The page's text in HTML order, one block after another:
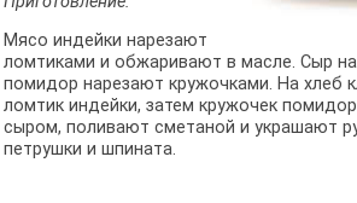
Мясо индейки нарезают
ломтиками и обжаривают в масле. Сыр
помидор нарезают кружочками. На хлеб
ломтик индейки, затем кружочек
сыром, поливают сметаной и украшают
петрушки и шпината.